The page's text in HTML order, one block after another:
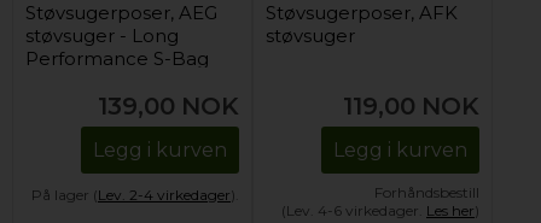
Støvsugerposer, AEG
støvsuger - Long
Performance S-Bag
139,00 NOK
Legg i kurven
På lager (Lev. 2-4 virkedager).
Støvsugerposer, AFK
støvsuger
119,00 NOK
Legg i kurven
Forhåndsbestill
(Lev. 4-6 virkedager. Les her)